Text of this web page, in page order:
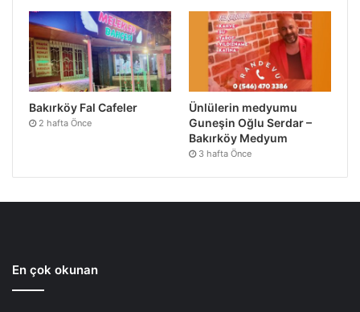
Bakırköy Fal Cafeler
2 hafta Önce
Ünlülerin medyumu
Guneşin Oğlu Serdar –
Bakırköy Medyum
3 hafta Önce
En çok okunan